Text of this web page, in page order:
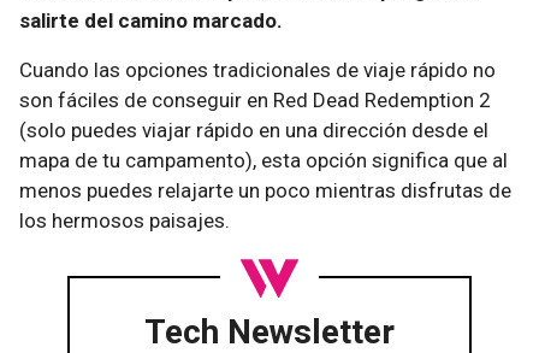
salirte del camino marcado.
Cuando las opciones tradicionales de viaje rápido no
son fáciles de conseguir en Red Dead Redemption 2
(solo puedes viajar rápido en una dirección desde el
mapa de tu campamento), esta opción significa que al
menos puedes relajarte un poco mientras disfrutas de
los hermosos paisajes.
Tech Newsletter